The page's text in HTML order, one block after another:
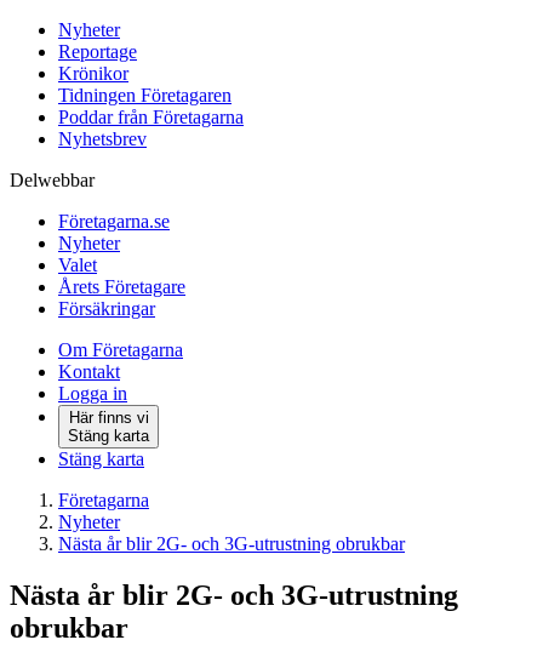
Nyheter
Reportage
Krönikor
Tidningen Företagaren
Poddar från Företagarna
Nyhetsbrev
Delwebbar
Företagarna.se
Nyheter
Valet
Årets Företagare
Försäkringar
Om Företagarna
Kontakt
Logga in
Här finns vi
Stäng karta
Stäng karta
Företagarna
Nyheter
Nästa år blir 2G- och 3G-utrustning obrukbar
Nästa år blir 2G- och 3G-utrustning
obrukbar